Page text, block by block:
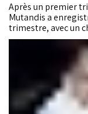
Après un premier
Mutandis a
trimestre, avec un
dirhams (+20%),
millions de